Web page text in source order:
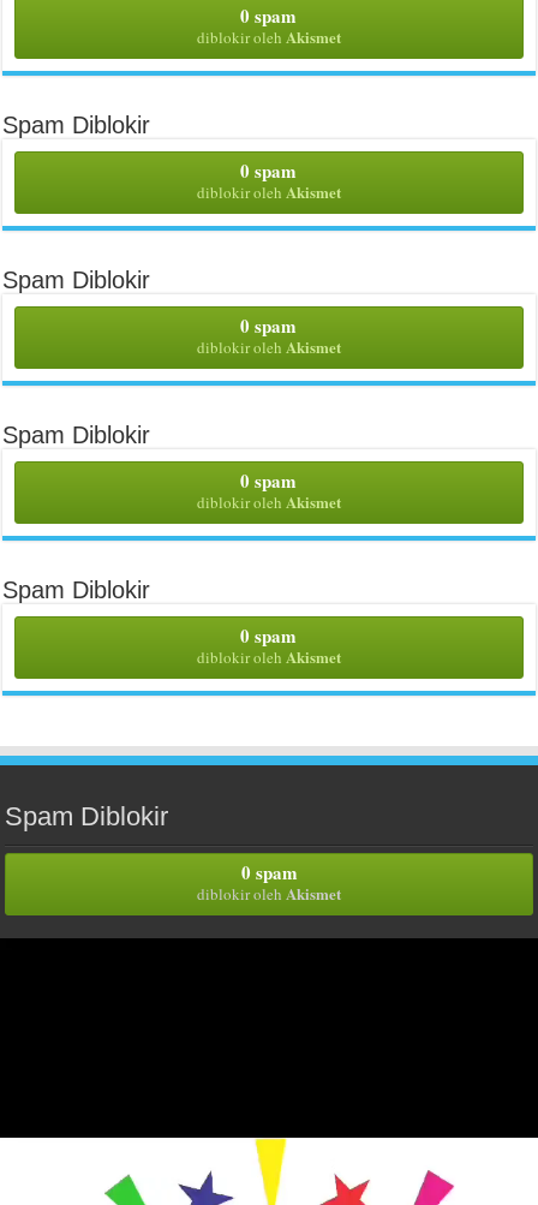
0 spam
diblokir oleh Akismet
Spam Diblokir
0 spam
diblokir oleh Akismet
Spam Diblokir
0 spam
diblokir oleh Akismet
Spam Diblokir
0 spam
diblokir oleh Akismet
Spam Diblokir
0 spam
diblokir oleh Akismet
Spam Diblokir
0 spam
diblokir oleh Akismet
Iklan Ucapan
iklan HUT Rohil Ke-24